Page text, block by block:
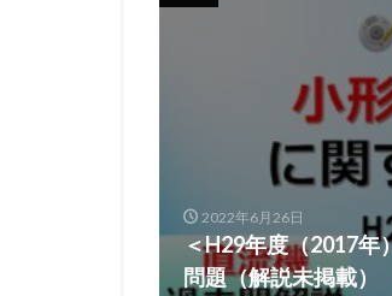
2022年6月26日
＜H29年度（2017
問題（解説未掲載）